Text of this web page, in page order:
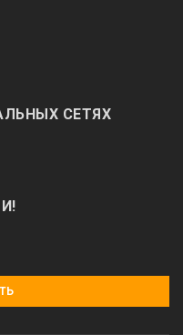
СЕТЯХ